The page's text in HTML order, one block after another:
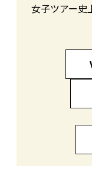
女子ツアー